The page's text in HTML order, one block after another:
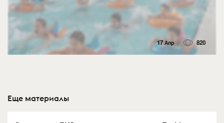
17 Апр 820
Еще материалы